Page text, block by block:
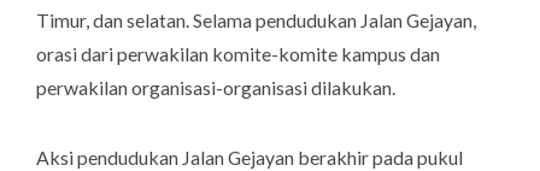
Timur, dan selatan. Selama pendudukan Jalan Gejayan,
orasi dari perwakilan komite-komite kampus dan
perwakilan organisasi-organisasi dilakukan.
Aksi pendudukan Jalan Gejayan berakhir pada pukul